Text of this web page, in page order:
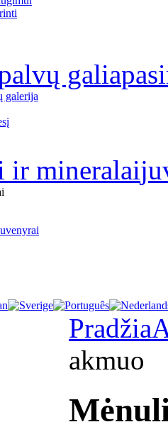
galia
galerija
ir mineralai
Pradžia
akmuo